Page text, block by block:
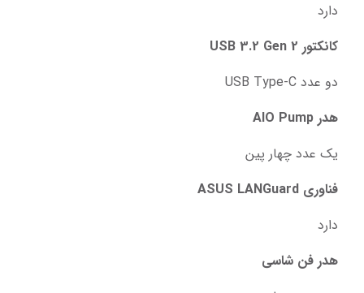
دارد
کانکتور USB 3.2 Gen 2
دو عدد USB Type-C
هدر AIO Pump
یک عدد چهار پین
فناوری ASUS LANGuard
دارد
هدر فن شاسی